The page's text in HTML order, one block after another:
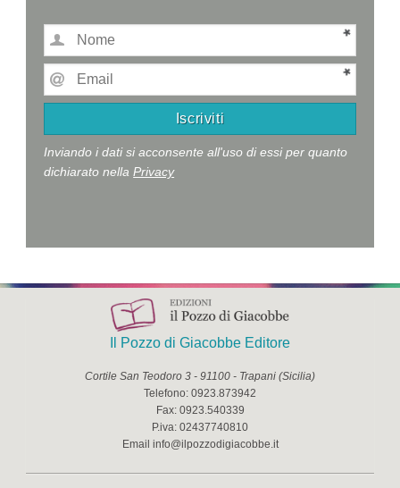
Inviando i dati si acconsente all'uso di essi per quanto
dichiarato nellaPrivacy
Il Pozzo di Giacobbe Editore
Cortile San Teodoro 3 - 91100 - Trapani (Sicilia)
Telefono: 0923.873942
Fax: 0923.540339
P.iva: 02437740810
Email info@ilpozzodigiacobbe.it